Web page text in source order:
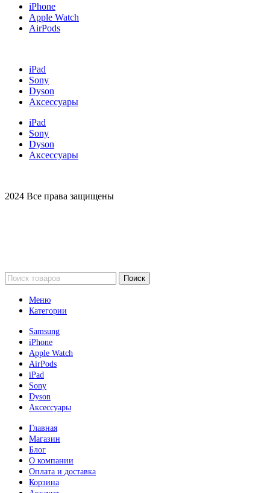
iPhone
Apple Watch
AirPods
iPad
Sony
Dyson
Аксессуары
iPad
Sony
Dyson
Аксессуары
2024 Все права защищены
Поиск
Меню
Категории
Samsung
iPhone
Apple Watch
AirPods
iPad
Sony
Dyson
Аксессуары
Главная
Магазин
Блог
О компании
Оплата и доставка
Корзина